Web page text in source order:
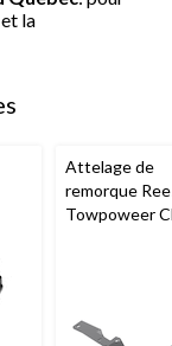
la
Attelage de
remorque
Towpoweer